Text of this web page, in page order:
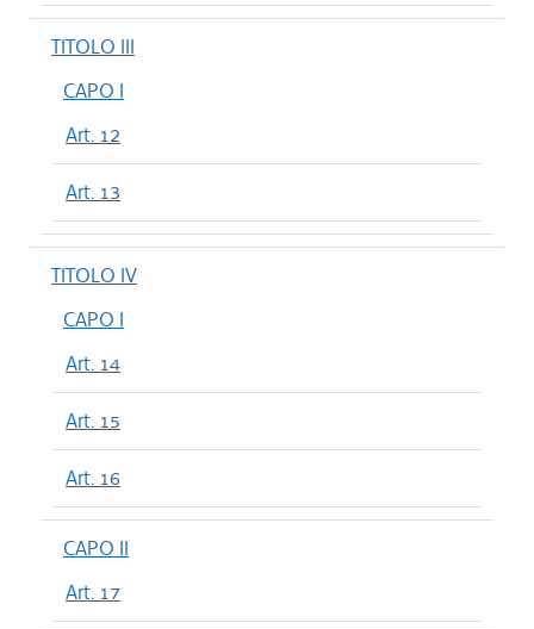
TITOLO III
CAPO I
Art. 12
Art. 13
TITOLO IV
CAPO I
Art. 14
Art. 15
Art. 16
CAPO II
Art. 17